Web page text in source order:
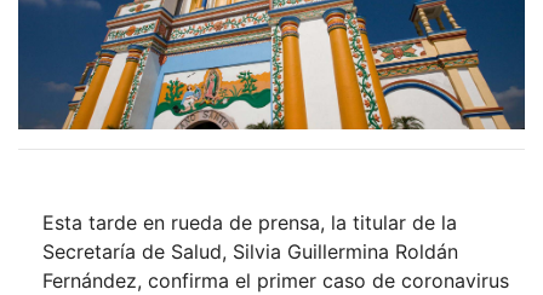
Esta tarde en rueda de prensa, la titular de la
Secretaría de Salud, Silvia Guillermina Roldán
Fernández, confirma el primer caso de coronavirus